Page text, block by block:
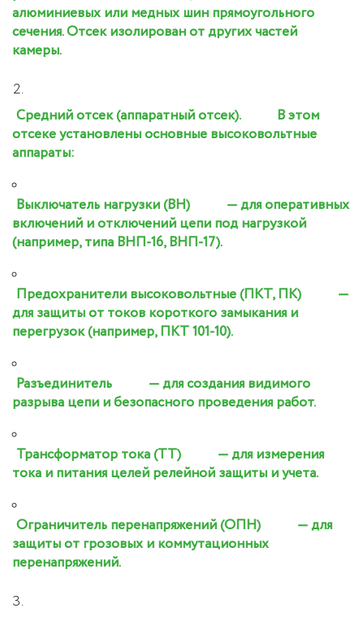
алюминиевых или медных шин прямоугольного
сечения. Отсек изолирован от других частей
камеры.
Средний отсек (аппаратный отсек).
В этом
отсеке установлены основные высоковольтные
аппараты:
Выключатель нагрузки (ВН)
— для оперативных
включений и отключений цепи под нагрузкой
(например, типа ВНП-16, ВНП-17).
Предохранители высоковольтные (ПКТ, ПК)
—
для защиты от токов короткого замыкания и
перегрузок (например, ПКТ 101-10).
Разъединитель
— для создания видимого
разрыва цепи и безопасного проведения работ.
Трансформатор тока (ТТ)
— для измерения
тока и питания целей релейной защиты и учета.
Ограничитель перенапряжений (ОПН)
— для
защиты от грозовых и коммутационных
перенапряжений.